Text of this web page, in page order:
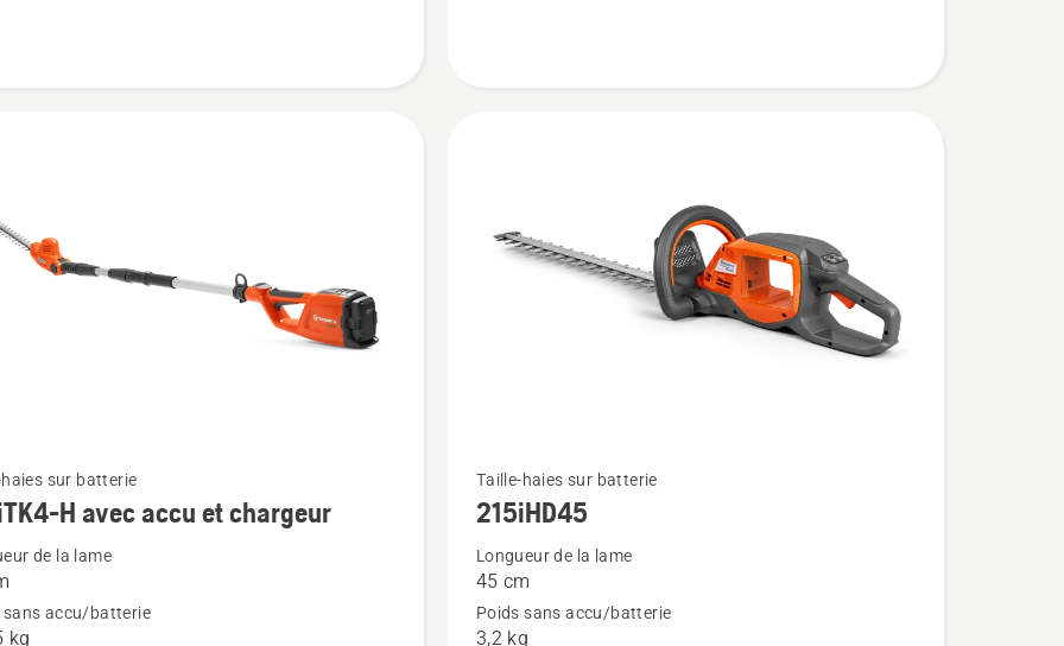
sur batterie
H avec accu et chargeur
de la lame
sans accu/batterie
kg
Voir
plus
détails
sur
Taille-haies sur batterie
215iHD45
Longueur de la lame
45 cm
Poids sans accu/batterie
3,2 kg